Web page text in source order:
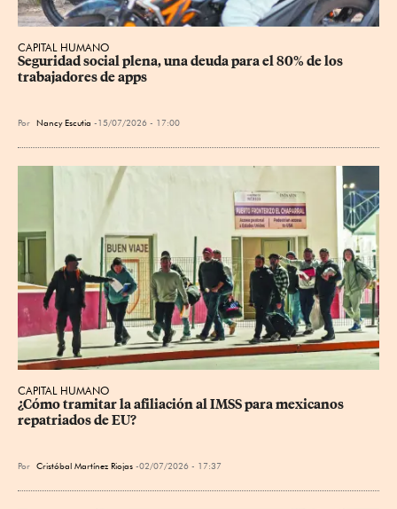
CAPITAL HUMANO
Seguridad social plena, una deuda para el 80% de los
trabajadores de apps
Por Nancy Escutia 15/07/2026 - 17:00
CAPITAL HUMANO
¿Cómo tramitar la afiliación al IMSS para mexicanos
repatriados de EU?
Por Cristóbal Martínez Riojas 02/07/2026 - 17:37